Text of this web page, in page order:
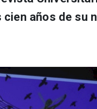
años de su